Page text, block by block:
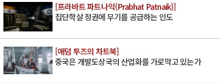
[프라바트 파트나익(Prabhat Patnaik)]
집단학살 정권에 무기를 공급하는 인도
[애덤 투즈의 차트북]
중국은 개발도상국의 산업화를 가로막고 있는가